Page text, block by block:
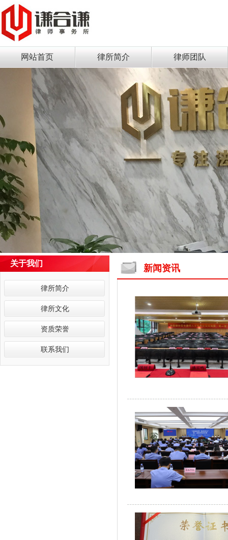
网站首页 律所简介 律师团队
关于我们
律所简介
律所文化
资质荣誉
联系我们
新闻资讯